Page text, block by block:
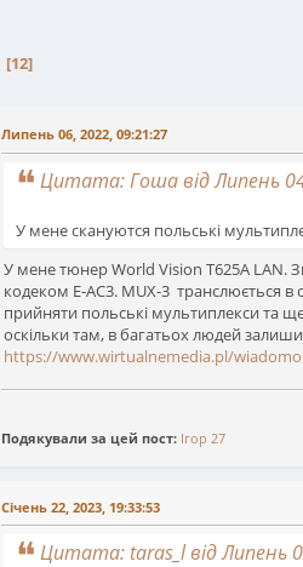
12
Липень 06, 2022, 09:21:27
Цитата: Гоша від Липень
У мене скануются польські
У мене тюнер World Vision T625A LAN.
кодеком Е-АС3. MUX-3 транслюється
прийняти польські мультиплекси та
оскільки там, в багатьох людей
https://www.wirtualnemedia.pl/
Подякували за цей пост: Ігор 27
Січень 22, 2023, 19:33:53
Цитата: taras_l від Липень